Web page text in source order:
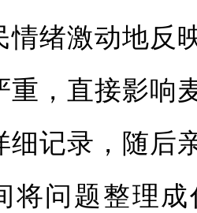
情绪激动地反
重，直接影响
细记录，随后
将问题整理